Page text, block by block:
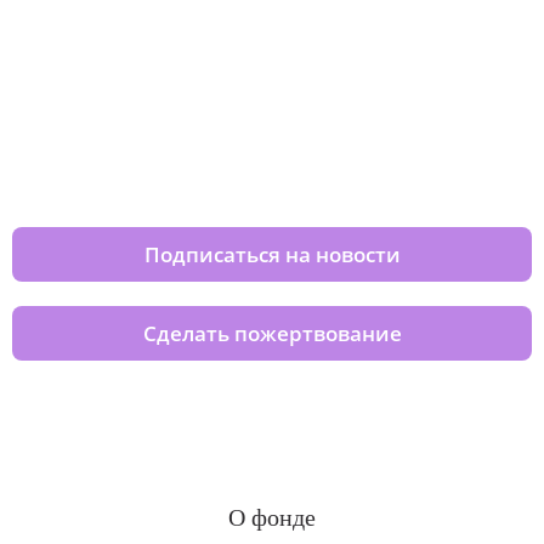
Подписаться на новости
Сделать пожертвование
О фонде